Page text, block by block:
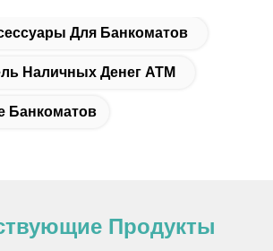
Для Банкоматов
Наличных Денег ATM
Банкоматов
Продукты